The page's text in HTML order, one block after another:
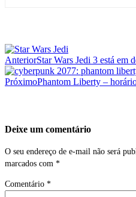
<span
class="nav-
subtitle
text">Página</span>
AnteriorStar Wars Jedi 3 está em
PróximoPhantom Liberty –
Deixe um comentário
O seu endereço de e-mail não será
marcados com *
Comentário *